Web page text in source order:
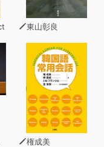
FROM
Akune
東山彰良
権成美